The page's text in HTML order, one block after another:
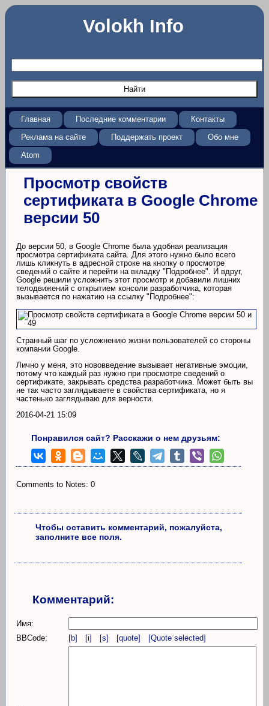
Volokh Info
Главная Последние комментарии
Контакты
Реклама на сайте
Поддержать проект
Обо мне
Atom
Просмотр свойств
сертификата в Google Chrome
версии 50
До версии 50, в Google Chrome была удобная реализация
просмотра сертификата сайта. Для этого нужно было всего
лишь кликнуть в адресной строке на кнопку о просмотре
сведений о сайте и перейти на вкладку "Подробнее". И вдруг,
Google решили усложнить этот просмотр и добавили лишних
телодвижений с открытием консоли разработчика, которая
вызывается по нажатию на ссылку "Подробнее":
Странный шаг по усложнению жизни пользователей со стороны
компании Google.
Лично у меня, это нововведение вызывает негативные эмоции,
потому что каждый раз нужно при просмотре сведений о
сертификате, закрывать средства разработчика. Может быть вы
не так часто заглядываете в свойства сертификата, но я
частенько заглядываю для верности.
2016-04-21 15:09
Понравился сайт? Расскажи о нем друзьям:
Comments to Notes: 0
Чтобы оставить комментарий, пожалуйста,
заполните все поля.
Комментарий:
Имя:
BBCode:
[b] [i] [s] [quote] [Quote selected]